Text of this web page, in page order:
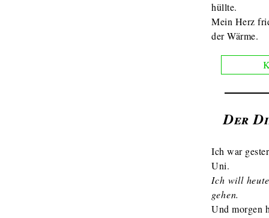
hüllte.
Mein Herz
der Wärme.
Der
Ich war
Uni.
Ich will
gehen.
Und morgen